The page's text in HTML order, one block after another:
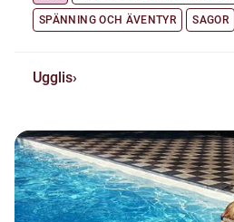
SPÄNNING OCH ÄVENTYR SAGOR
Ugglis